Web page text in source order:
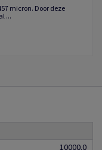
micron. Door deze
...
10000.0